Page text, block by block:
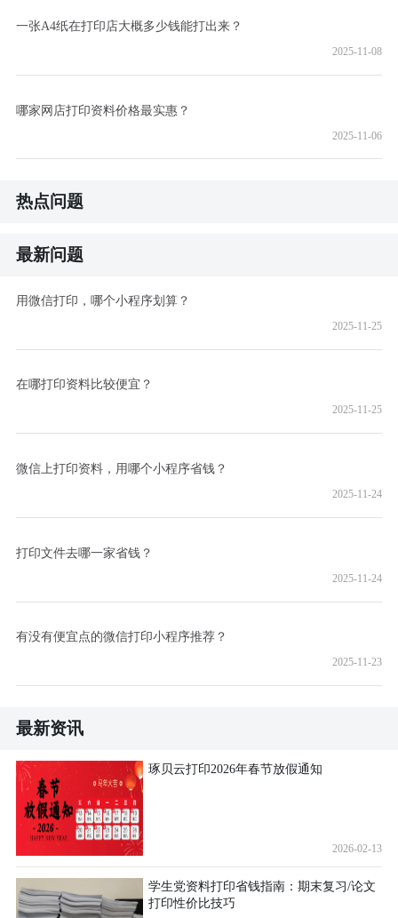
一张A4纸在打印店大概多少钱能打出来？
2025-11-08
哪家网店打印资料价格最实惠？
2025-11-06
热点问题
最新问题
用微信打印，哪个小程序划算？
2025-11-25
在哪打印资料比较便宜？
2025-11-25
微信上打印资料，用哪个小程序省钱？
2025-11-24
打印文件去哪一家省钱？
2025-11-24
有没有便宜点的微信打印小程序推荐？
2025-11-23
最新资讯
琢贝云打印2026年春节放假通知
2026-02-13
学生党资料打印省钱指南：期末复习/论文
打印性价比技巧